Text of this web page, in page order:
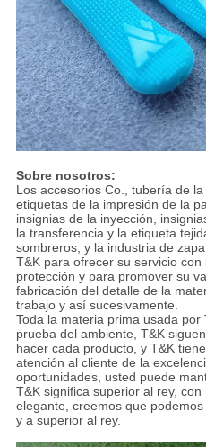
Sobre nosotros:
Los accesorios Co., tubería de
etiquetas de la impresión de la
insignias de la inyección,
la transferencia y la etiqueta
sombreros, y la industria de
T&K para ofrecer su servicio con
protección y para promover su
fabricación del detalle de la
trabajo y así sucesivamente.
Toda la materia prima usada
prueba del ambiente, T&K
hacer cada producto, y T&K
atención al cliente de la
oportunidades, usted puede
T&K significa superior al rey,
elegante, creemos que
y a superior al rey.